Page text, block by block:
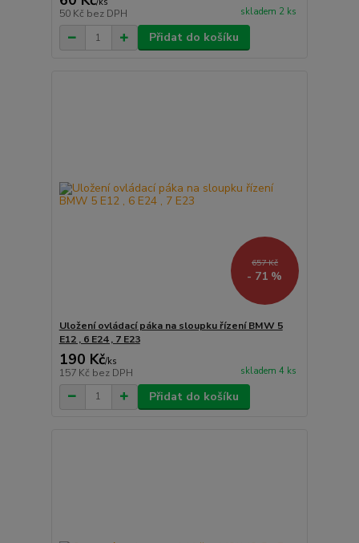
50 Kč bez DPH skladem 2 ks
Přidat do košíku
657 Kč
- 71 %
Uložení ovládací páka na sloupku řízení BMW 5
E12 , 6 E24 , 7 E23
190 Kč/ks
157 Kč bez DPH skladem 4 ks
Přidat do košíku